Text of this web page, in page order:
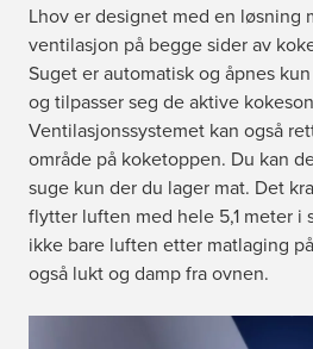
Lhov er designet med en løsning
ventilasjon på begge sider av
Suget er automatisk og åpnes
og tilpasser seg de aktive
Ventilasjonssystemet kan også
område på koketoppen. Du kan
suge kun der du lager mat. Det
flytter luften med hele 5,1 meter i
ikke bare luften etter matlaging
også lukt og damp fra ovnen.